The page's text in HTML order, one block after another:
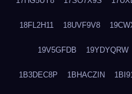
18FL2H11 18UVF9V8
19V5GFDB 19YDYQRW
1B3DEC8P 1BHACZIN